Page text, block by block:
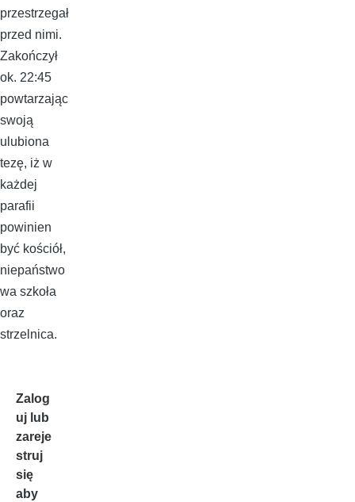
przestrzegał
przed nimi.
Zakończył
ok. 22:45
powtarzając
swoją
ulubiona
tezę, iż w
każdej
parafii
powinien
być kościół,
niepaństwo
wa szkoła
oraz
strzelnica.
Zalog
uj lub
zareje
struj
się
aby